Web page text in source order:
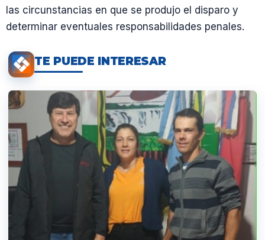
las circunstancias en que se produjo el disparo y
determinar eventuales responsabilidades penales.
TE PUEDE INTERESAR